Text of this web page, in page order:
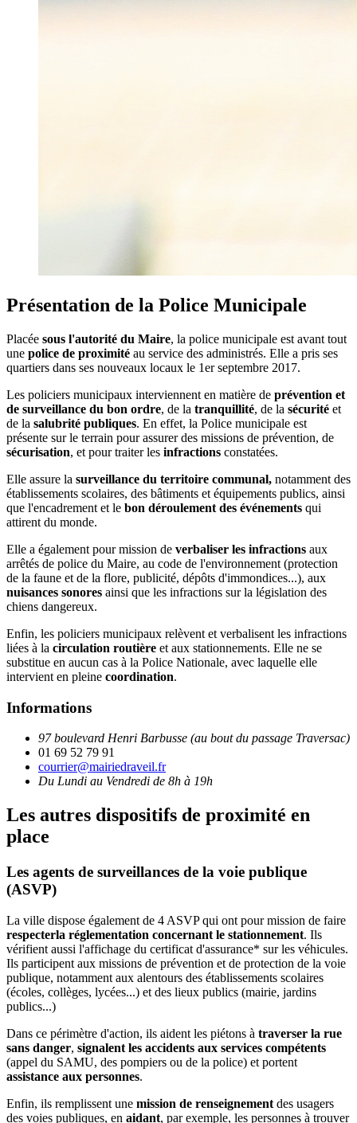
Présentation de la Police Municipale
Placée sous l'autorité du Maire, la police municipale est avant tout
une police de proximité au service des administrés. Elle a pris ses
quartiers dans ses nouveaux locaux le 1er septembre 2017.
Les policiers municipaux interviennent en matière de prévention et
de surveillance du bon ordre, de la tranquillité, de la sécurité et
de la salubrité publiques. En effet, la Police municipale est
présente sur le terrain pour assurer des missions de prévention, de
sécurisation, et pour traiter les infractions constatées.
Elle assure la surveillance du territoire communal, notamment des
établissements scolaires, des bâtiments et équipements publics, ainsi
que l'encadrement et le bon déroulement des événements qui
attirent du monde.
Elle a également pour mission de verbaliser les infractions aux
arrêtés de police du Maire, au code de l'environnement (protection
de la faune et de la flore, publicité, dépôts d'immondices...), aux
nuisances sonores ainsi que les infractions sur la législation des
chiens dangereux.
Enfin, les policiers municipaux relèvent et verbalisent les infractions
liées à la circulation routière et aux stationnements. Elle ne se
substitue en aucun cas à la Police Nationale, avec laquelle elle
intervient en pleine coordination.
Informations
97 boulevard Henri Barbusse (au bout du passage Traversac)
01 69 52 79 91
courrier@mairiedraveil.fr
Du Lundi au Vendredi de 8h à 19h
Les autres dispositifs de proximité en
place
Les agents de surveillances de la voie publique
(ASVP)
La ville dispose également de 4 ASVP qui ont pour mission de faire
respecterla réglementation concernant le stationnement. Ils
vérifient aussi l'affichage du certificat d'assurance* sur les véhicules.
Ils participent aux missions de prévention et de protection de la voie
publique, notamment aux alentours des établissements scolaires
(écoles, collèges, lycées...) et des lieux publics (mairie, jardins
publics...)
Dans ce périmètre d'action, ils aident les piétons à traverser la rue
sans danger, signalent les accidents aux services compétents
(appel du SAMU, des pompiers ou de la police) et portent
assistance aux personnes.
Enfin, ils remplissent une mission de renseignement des usagers
des voies publiques, en aidant, par exemple, les personnes à trouver